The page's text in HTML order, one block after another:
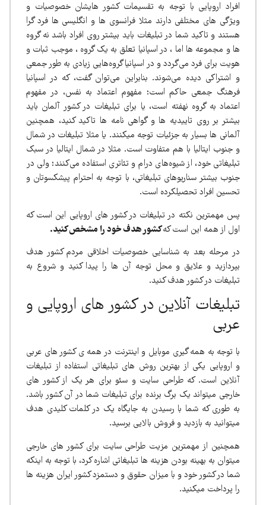
افراد اروپایی با توجه به تقسیمات کشور هایشان خصوصیات و
ویژگی های مختلفی دارند مثلا فرانسوی ها و انگلیسی ها فرد گرا
هستند و تاکید شما در تبلیغات باید بیشتر روی افراد باشد نه گروه
ها و مجموعه ها اما ، در اسپانیا تعلق به یک گروه ، موجب ثبات و
هویت برای فرد می‌گردد و در اسپانیا گروه‌هایی زیادی به طور جمعی
و اشتراکی دیده می‌شوند. بنابراین می‌توان گفت، که در اسپانیا
فرهنگ جمعی حاکم است؛ مفهوم اعتماد به نفس، در مفهوم
اعتماد به گروه نهفته است، یا برای تبلیغات در کشور آلمان باید
بیشتر بر روی تاییدیه ها و گواهی نامه ها تاکید کنید، همچنین
آلمانی ها بسیار به جزئیات توجه میکنند. یا مثلا تبلیغات در شمال
و جنوب ایتالیا با هم متفاوت است. مثلا در شمال ایتالیا در سبک
تبلیغاتی خود، از شیوه‌های درام و تئاتری استفاده می‌کنند؛ ولی در
جنوب بیشتر سناریوهای تبلیغاتی، با توجه به احترام پیشکسوتان و
تحسین افراد تحصیلکرده است.
پس مهمترین نکته در تبلیغات در کشور های اروپایی این است که
اول از همه این است کهکشور هدف خود را مشخص کنید.
در مرحله بعد به شناسایی خصوصیات اخلاقی مردم کشور هدف
بپردازید و علایق و محل توجه آن ها را پیدا کنید و شروع به
تبلیغات در کشور هدف کنید.
تبلیغات آنلاین در کشور های اروپایی و
عربی
با توجه به همه گیری موبایل و اینترنت در همه ی کشور های عربی
و اروپایی یکی از بهترین روش های تبلیغاتی استفاده از تبلیغات
آنلاین است. که طراحی سایت و سئو برای هر یک از کشور های
خارجی میتواند یک برگ برنده برای تبلیغات شما در آن کشور باشد.
به طوری که شما با رسیدن به جایگاه یک در کلمات کلیدی هدف
میتوانید به بازدید و فروش بالایی برسید.
همچنین از مهمترین مزیت طراحی سایت برای کشور های خارجی
میتوان به بهینه بودن هزینه ها تبلیغاتی اشاره کرد، با توجه به اینکه
شما در کشور خود و با میزان حقوق و دستمزد کشور ایران هزینه ها
را پرداخت میکنید.